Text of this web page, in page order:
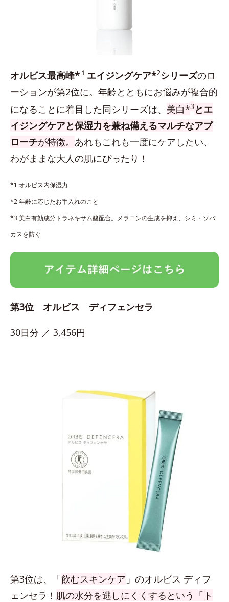
オルビス最高峰*１ エイジングケア*2シリーズのロ
ーションが第2位に。年齢とともにお悩みが複合的
になることに着目した同シリーズは、 美白*3 とエ
イジングケアと保湿力を兼ね備えるマルチなアプ
ローチが特徴。 あれもこれも一度にケアしたい、
わがままな大人の肌にぴったり！
*1 オルビス内保湿力
*2 年齢に応じたお手入れのこと
*3 美白有効成分トラネキサム酸配合。メラニンの生成を抑え、シミ・ソバ
カスを防ぐ
第3位 オルビス ディフェンセラ
30日分 ／ 3,456円
第3位は、「飲むスキンケア 」のオルビス ディフ
ェンセラ！ 肌の水分を逃しにくくするという「ト